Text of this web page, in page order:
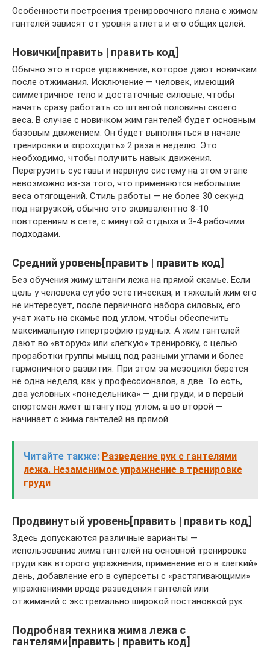
Особенности построения тренировочного плана с жимом
гантелей зависят от уровня атлета и его общих целей.
Новички[править | править код]
Обычно это второе упражнение, которое дают новичкам
после отжимания. Исключение — человек, имеющий
симметричное тело и достаточные силовые, чтобы
начать сразу работать со штангой половины своего
веса. В случае с новичком жим гантелей будет основным
базовым движением. Он будет выполняться в начале
тренировки и «проходить» 2 раза в неделю. Это
необходимо, чтобы получить навык движения.
Перегрузить суставы и нервную систему на этом этапе
невозможно из-за того, что применяются небольшие
веса отягощений. Стиль работы — не более 30 секунд
под нагрузкой, обычно это эквивалентно 8-10
повторениям в сете, с минутой отдыха и 3-4 рабочими
подходами.
Средний уровень[править | править код]
Без обучения жиму штанги лежа на прямой скамье. Если
цель у человека сугубо эстетическая, и тяжелый жим его
не интересует, после первичного набора силовых, его
учат жать на скамье под углом, чтобы обеспечить
максимальную гипертрофию грудных. А жим гантелей
дают во «вторую» или «легкую» тренировку, с целью
проработки группы мышц под разными углами и более
гармоничного развития. При этом за мезоцикл берется
не одна неделя, как у профессионалов, а две. То есть,
два условных «понедельника» — дни груди, и в первый
спортсмен жмет штангу под углом, а во второй —
начинает с жима гантелей на прямой.
Читайте также: Разведение рук с гантелями
лежа. Незаменимое упражнение в тренировке
груди
Продвинутый уровень[править | править код]
Здесь допускаются различные варианты —
использование жима гантелей на основной тренировке
груди как второго упражнения, применение его в «легкий»
день, добавление его в суперсеты с «растягивающими»
упражнениями вроде разведения гантелей или
отжиманий с экстремально широкой постановкой рук.
Подробная техника жима лежа с
гантелями[править | править код]